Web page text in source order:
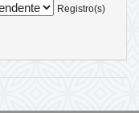
Registro(s)